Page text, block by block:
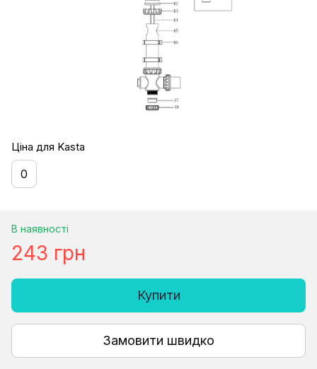
Ціна для Kasta
0
В наявності
243 грн
Купити
Замовити швидко